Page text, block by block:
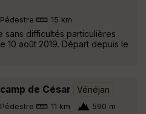
15 km
sans difficultés particulières
10 août 2019. Départ depuis le
de César Vénéjan
11 km 590 m